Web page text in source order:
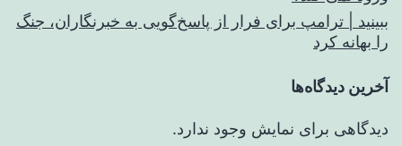
ببینید | ترامپ برای فرار از پاسخ‌گویی به خبرنگاران، جنگ
را بهانه کرد
آخرین دیدگاه‌ها
دیدگاهی برای نمایش وجود ندارد.